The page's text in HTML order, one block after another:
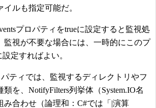
ルも指定可能だ。
プロパティをtrueに設定すると監視処
監視が不要な場合には、一時的にこのプ
定すればよい。
ティでは、監視するディレクトリやフ
類を、NotifyFilters列挙体（System.IO名
み合わせ（論理和：C#では「|演算